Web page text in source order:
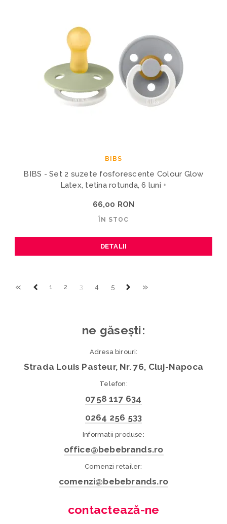
BIBS
BIBS - Set 2 suzete fosforescente Colour Glow
Latex, tetina rotunda, 6 luni +
66,00 RON
ÎN STOC
DETALII
« 1 2 3 4 5 »
ne găsești:
Adresa birouri:
Strada Louis Pasteur, Nr. 76, Cluj-Napoca
Telefon:
0758 117 634
0264 256 533
Informatii produse:
office@bebebrands.ro
Comenzi retailer:
comenzi@bebebrands.ro
contactează-ne